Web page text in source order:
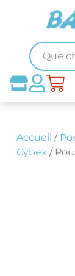
Accueil /
Cybex /